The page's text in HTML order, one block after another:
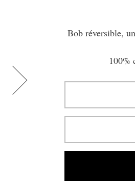
Bob réversible,
100%